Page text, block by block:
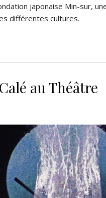
japonaise Min-sur,
différentes cultures.
au Théâtre